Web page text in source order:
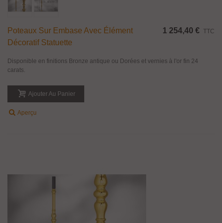
Poteaux Sur Embase Avec Élément
Décoratif Statuette
1 254,40 € TTC
Disponible en finitions Bronze antique ou Dorées et vernies à l'or fin 24
carats.
Ajouter Au Panier
Aperçu